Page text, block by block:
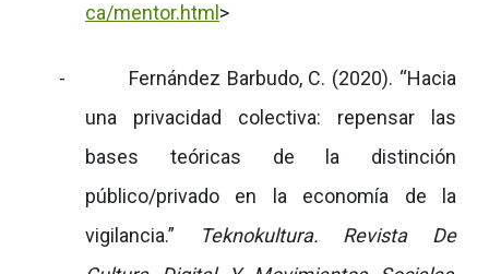
ca/mentor.html >
-
Fernández Barbudo, C. (2020). “Hacia
una privacidad colectiva: repensar las
bases teóricas de la distinción
público/privado en la economía de la
vigilancia.”
Teknokultura. Revista De